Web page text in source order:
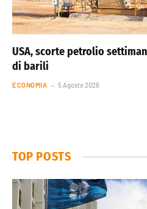
USA, scorte petrolio
di barili
ECONOMIA 5 Agosto 2026
TOP POSTS